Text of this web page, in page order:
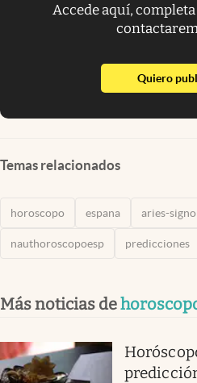
Accede aquí,
Quiero
Temas relacionados
horoscopo espana aries-signo
nauthoroscopoesp predicciones
Más noticias de